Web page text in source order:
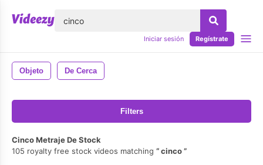
Iniciar sesión Regístrate
Objeto De Cerca
Filters
Cinco Metraje De Stock
105 royalty free stock videos matching
cinco